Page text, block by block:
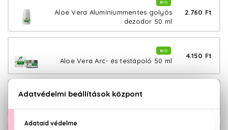
BIO
Aloe Vera Alumíniummentes golyós
dezodor 50 ml
2.760 Ft
BIO
Aloe Vera Arc- és testápoló 50 ml
4.150 Ft